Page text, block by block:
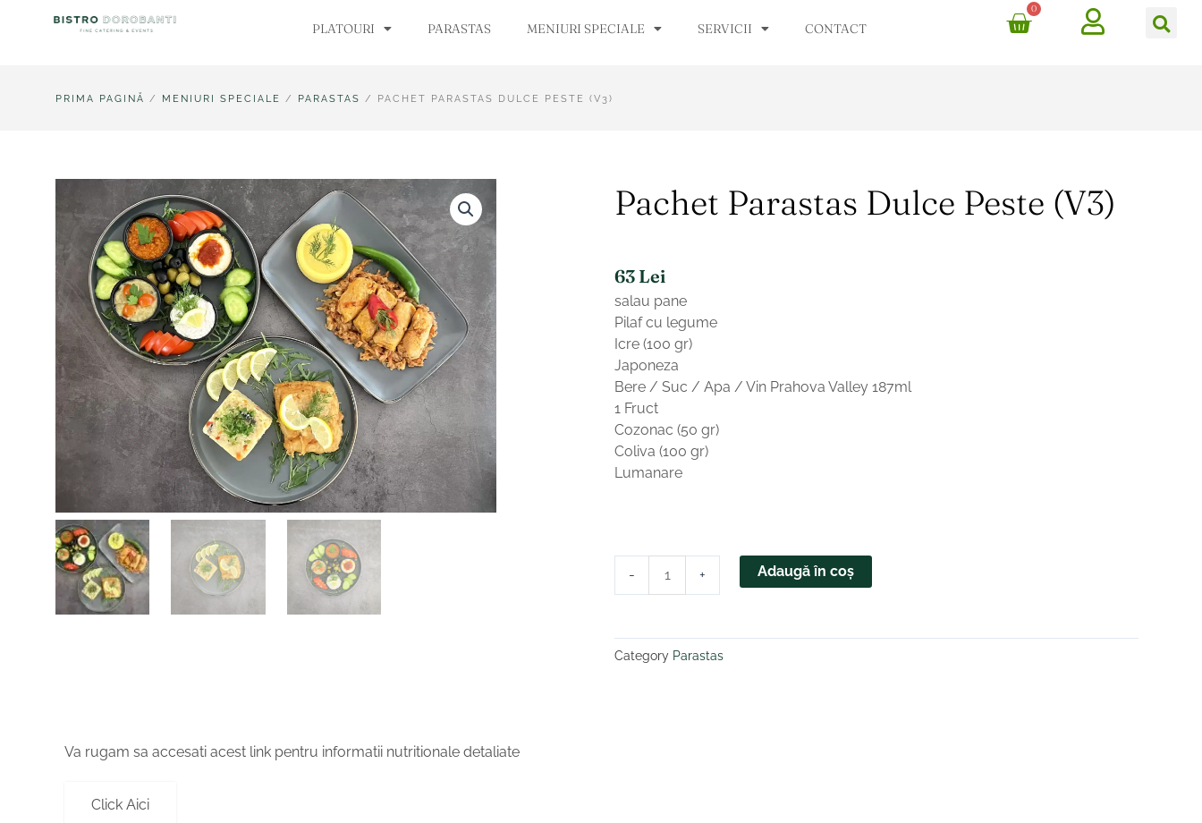
PLATOURI PARASTAS MENIURI SPECIALE SERVICII CONTACT
0
Cart
PRIMA PAGINĂ / MENIURI SPECIALE / PARASTAS / PACHET PARASTAS DULCE PESTE (V3)
Pachet Parastas Dulce Peste (v3)
63 Lei
salau pane
Pilaf cu legume
Icre (100 gr)
Japoneza
Bere / Suc / Apa / Vin Prahova Valley 187ml
1 Fruct
Cozonac (50 gr)
Coliva (100 gr)
Lumanare
-
Peste
+ Adaugă în coș
Category Parastas
Va rugam sa accesati acest link pentru informatii nutritionale detaliate
Click Aici